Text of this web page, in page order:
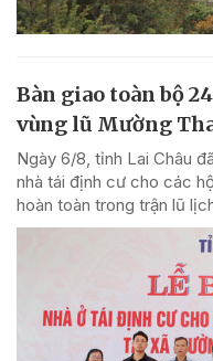
Bàn giao toàn bộ
vùng lũ Mường
Ngày 6/8, tỉnh Lai Châu
nhà tái định cư cho các
hoàn toàn trong trận lũ